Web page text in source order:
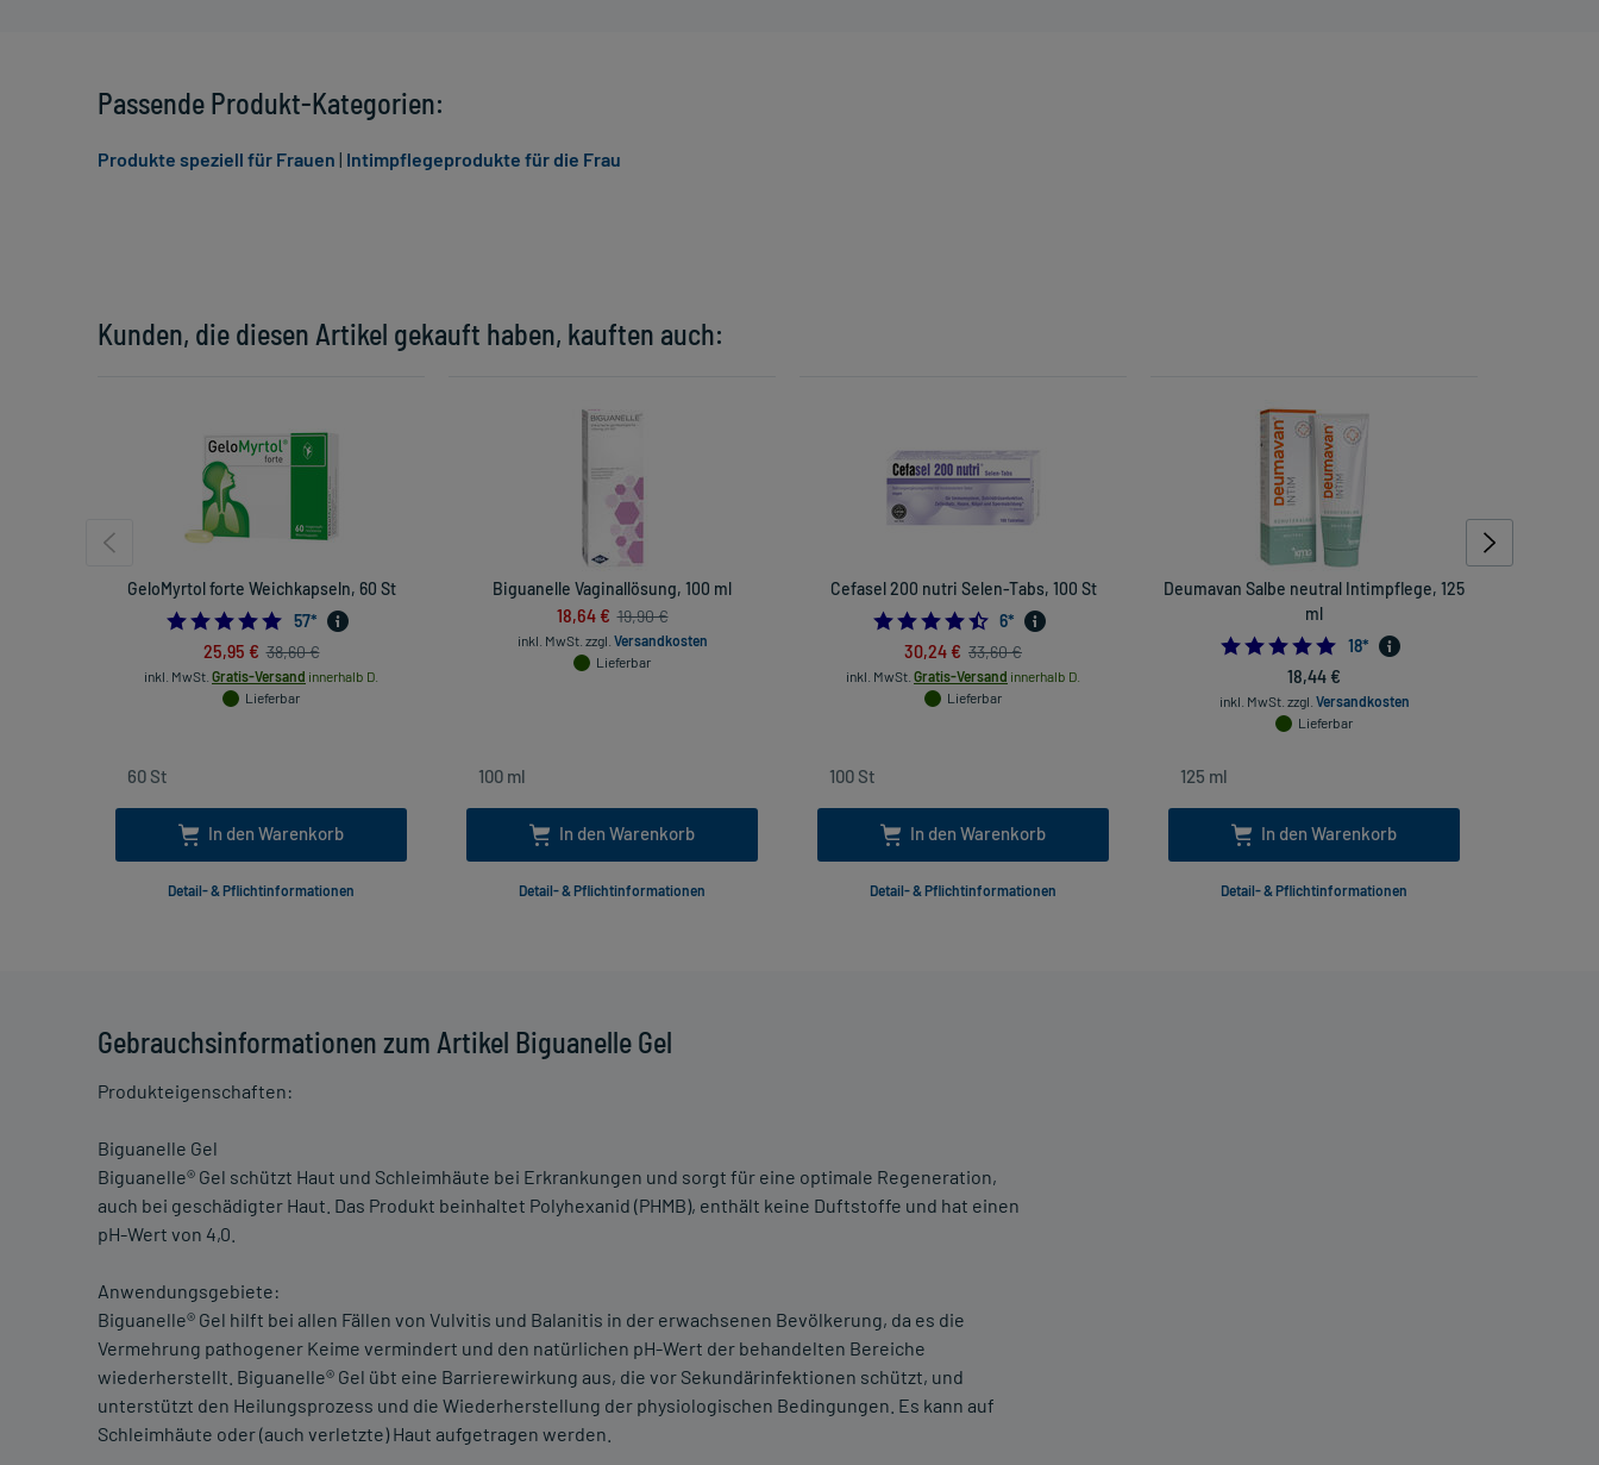
Gebrauchsinformationen zum Artikel Biguanelle Gel
Produkteigenschaften:
Biguanelle Gel
Biguanelle® Gel schützt Haut und Schleimhäute bei Erkrankungen und sorgt für eine optimale Regeneration,
auch bei geschädigter Haut. Das Produkt beinhaltet Polyhexanid (PHMB), enthält keine Duftstoffe und hat einen
pH-Wert von 4,0.
Anwendungsgebiete:
Biguanelle® Gel hilft bei allen Fällen von Vulvitis und Balanitis in der erwachsenen Bevölkerung, da es die
Vermehrung pathogener Keime vermindert und den natürlichen pH-Wert der behandelten Bereiche
wiederherstellt. Biguanelle® Gel übt eine Barrierewirkung aus, die vor Sekundärinfektionen schützt, und
unterstützt den Heilungsprozess und die Wiederherstellung der physiologischen Bedingungen. Es kann auf
Schleimhäute oder (auch verletzte) Haut aufgetragen werden.
Kunden, die diesen Artikel gekauft haben, kauften auch:
GeloMyrtol forte Weichkapseln, 60 St
4.859649122807017
57*
25,95 € 38,60 €
inkl. MwSt. Gratis-Versand innerhalb D.
Lieferbar
In den Warenkorb
Detail- & Pflichtinformationen
Biguanelle Vaginallösung, 100 ml
18,64 € 19,90 €
inkl. MwSt. zzgl. Versandkosten
Lieferbar
In den Warenkorb
Detail- & Pflichtinformationen
Cefasel 200 nutri Selen-Tabs, 100 St
4.5
6*
30,24 € 33,60 €
inkl. MwSt. Gratis-Versand innerhalb D.
Lieferbar
In den Warenkorb
Detail- & Pflichtinformationen
Deumavan Salbe neutral Intimpflege, 125
ml
4.833333333333333
18*
18,44 €
inkl. MwSt. zzgl. Versandkosten
Lieferbar
In den Warenkorb
Detail- & Pflichtinformationen
Passende Produkt-Kategorien:
Produkte speziell für Frauen | Intimpflegeprodukte für die Frau